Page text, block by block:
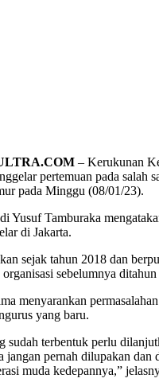
– Kerukunan
pertemuan pada salah
pada Minggu (08/01/23).
Yusuf Tamburaka
di Jakarta.
sejak tahun 2018 dan
sebelumnya ditahun
menyarankan
yang baru.
sudah terbentuk perlu
jangan pernah dilupakan dan
muda kedepannya,”